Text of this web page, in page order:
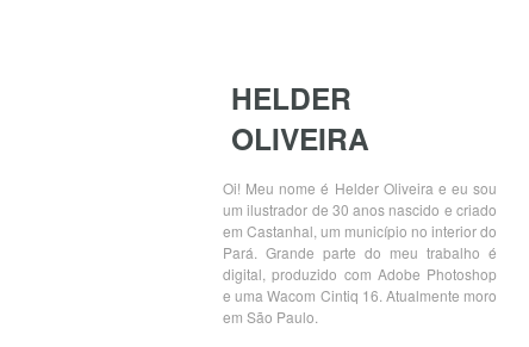
HELDER
OLIVEIRA
Oi! Meu nome é Helder Oliveira e eu sou
um ilustrador de 30 anos nascido e criado
em Castanhal, um município no interior do
Pará. Grande parte do meu trabalho é
digital, produzido com Adobe Photoshop
e uma Wacom Cintiq 16. Atualmente moro
em São Paulo.